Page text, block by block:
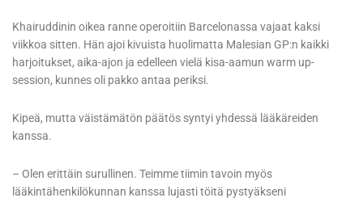
Khairuddinin oikea ranne operoitiin Barcelonassa vajaat kaksi
viikkoa sitten. Hän ajoi kivuista huolimatta Malesian GP:n kaikki
harjoitukset, aika-ajon ja edelleen vielä kisa-aamun warm up-
session, kunnes oli pakko antaa periksi.
Kipeä, mutta väistämätön päätös syntyi yhdessä lääkäreiden
kanssa.
– Olen erittäin surullinen. Teimme tiimin tavoin myös
lääkintähenkilökunnan kanssa lujasti töitä pystyäkseni